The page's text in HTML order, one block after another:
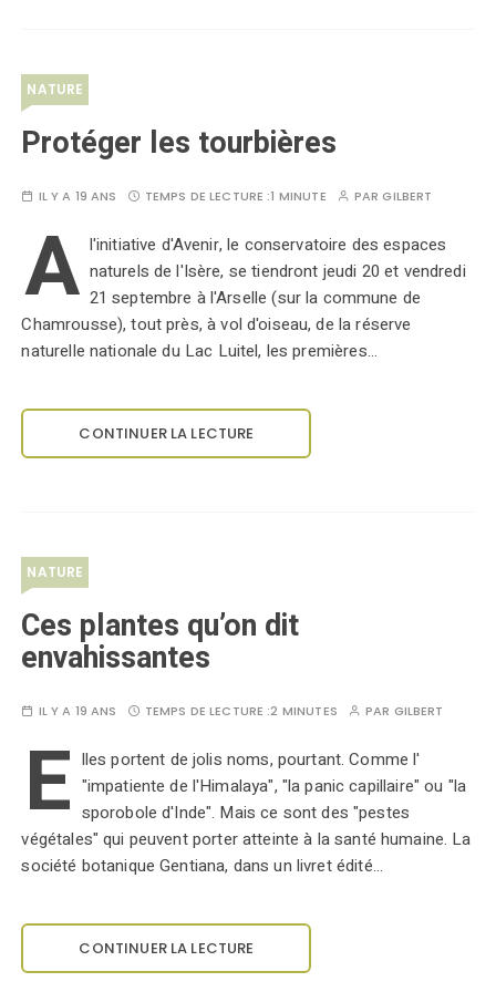
NATURE
Protéger les tourbières
IL Y A 19 ANS TEMPS DE LECTURE :1 MINUTE PARGILBERT
A l'initiative d'Avenir, le conservatoire des espaces
naturels de l'Isère, se tiendront jeudi 20 et vendredi
21 septembre à l'Arselle (sur la commune de
Chamrousse), tout près, à vol d'oiseau, de la réserve
naturelle nationale du Lac Luitel, les premières…
CONTINUER LA LECTURE
NATURE
Ces plantes qu’on dit
envahissantes
IL Y A 19 ANS TEMPS DE LECTURE :2 MINUTES PAR GILBERT
E lles portent de jolis noms, pourtant. Comme l'
"impatiente de l'Himalaya", "la panic capillaire" ou "la
sporobole d'Inde". Mais ce sont des "pestes
végétales" qui peuvent porter atteinte à la santé humaine. La
société botanique Gentiana, dans un livret édité…
CONTINUER LA LECTURE